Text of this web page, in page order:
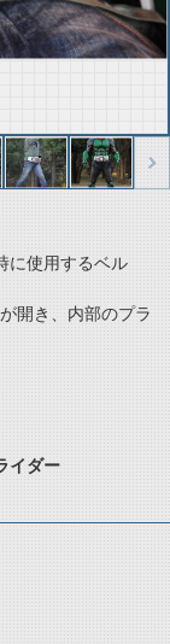
に使用するベル
開き、内部のプラ
イダー